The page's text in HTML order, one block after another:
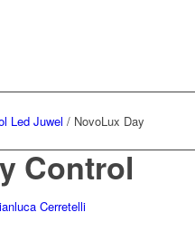
Led Juwel / NovoLux Day
Control
Cerretelli